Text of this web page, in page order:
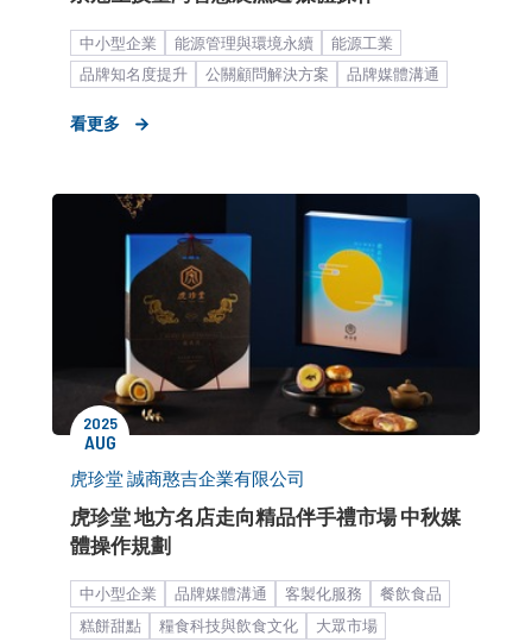
中小型企業 能源管理與環境永續
能源工業
品牌知名度提升
公關顧問解決方案
品牌媒體溝通
看更多
2025
AUG
虎珍堂 誠商憨吉企業有限公司
虎珍堂 地方名店走向精品伴手禮市場 中秋媒
體操作規劃​
中小型企業 品牌媒體溝通 客製化服務
餐飲食品
糕餅甜點
糧食科技與飲食文化
大眾市場